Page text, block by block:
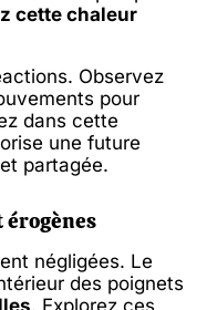
cette chaleur
Observez
pour
dans cette
une future
partagée.
érogènes
négligées. Le
des poignets